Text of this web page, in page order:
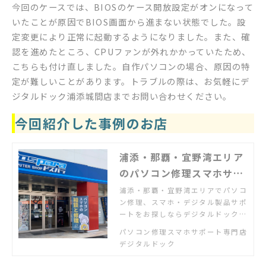
今回のケースでは、BIOSのケース開放設定がオンになって
いたことが原因でBIOS画面から進まない状態でした。設
定変更により正常に起動するようになりました。また、確
認を進めたところ、CPUファンが外れかかっていたため、
こちらも付け直しました。自作パソコンの場合、原因の特
定が難しいことがあります。トラブルの際は、お気軽にデ
ジタルドック浦添城間店までお問い合わせください。
今回紹介した事例のお店
浦添・那覇・宜野湾エリア
のパソコン修理スマホサポ
ート店 | デジタルドック浦
添城間店
浦添・那覇・宜野湾エリアでパソコ
ン修理、スマホ・デジタル製品サポ
ートをお探しならデジタルドック。
面へ100m右側。SCSK沖縄センター
前バス停すぐ前。駐車場あり。「パ
パソコン修理スマホサポート専門店
デジタルドック